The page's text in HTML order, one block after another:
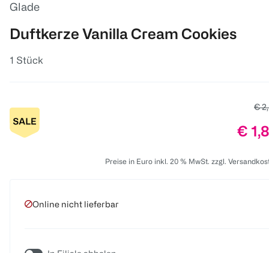
Glade
Duftkerze Vanilla Cream Cookies
1 Stück
€
€
Preise in Euro inkl. 20 % MwSt. zzgl.
Online nicht lieferbar